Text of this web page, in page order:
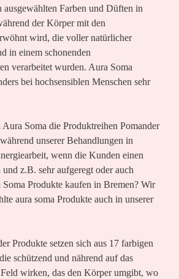
Farben und Düften in
der Körper mit den
wird, die voller natürlicher
in einem schonenden
verarbeitet wurden. Aura Soma
bei hochsensiblen Menschen sehr
Soma die Produktreihen Pomander
unserer Behandlungen in
wenn die Kunden einen
z.B. sehr aufgeregt oder auch
Produkte kaufen in Bremen? Wir
aura soma Produkte auch in unserer
Produkte setzen sich aus 17 farbigen
schützend und nährend auf das
wirken, das den Körper umgibt, wo